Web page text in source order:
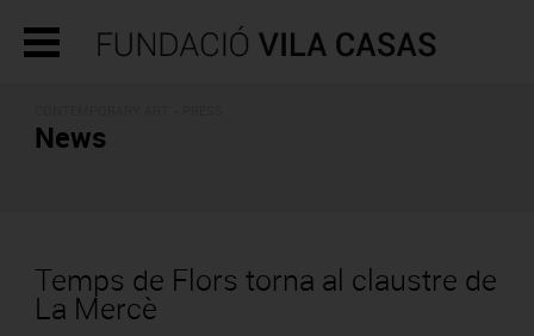
News
Temps de Flors torna al claustre de
La Mercè